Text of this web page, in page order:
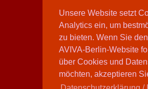
Unsere Website setzt
Analytics ein, um
zu bieten. Wenn Sie
AVIVA-Berlin-Website
über Cookies und
möchten, akzeptieren